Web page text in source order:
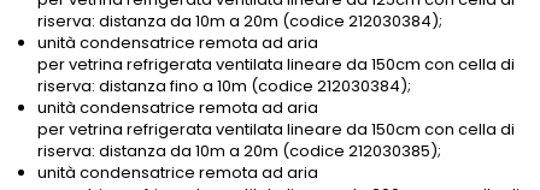
riserva: distanza da 10m a 20m (codice 212030384);
unità condensatrice remota ad aria
per vetrina refrigerata ventilata lineare da 150cm con cella di
riserva: distanza fino a 10m (codice 212030384);
unità condensatrice remota ad aria
per vetrina refrigerata ventilata lineare da 150cm con cella di
riserva: distanza da 10m a 20m (codice 212030385);
unità condensatrice remota ad aria